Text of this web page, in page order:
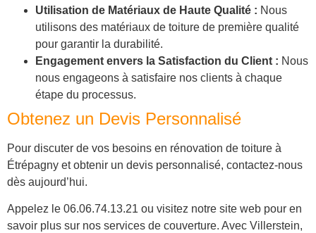
Utilisation de Matériaux de Haute Qualité : Nous
utilisons des matériaux de toiture de première qualité
pour garantir la durabilité.
Engagement envers la Satisfaction du Client : Nous
nous engageons à satisfaire nos clients à chaque
étape du processus.
Obtenez un Devis Personnalisé
Pour discuter de vos besoins en rénovation de toiture à
Étrépagny et obtenir un devis personnalisé, contactez-nous
dès aujourd’hui.
Appelez le 06.06.74.13.21 ou visitez notre site web pour en
savoir plus sur nos services de couverture. Avec Villerstein,